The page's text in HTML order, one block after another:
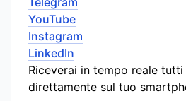
YouTube
Instagram
LinkedIn
Riceverai in tempo reale
direttamente sul tuo